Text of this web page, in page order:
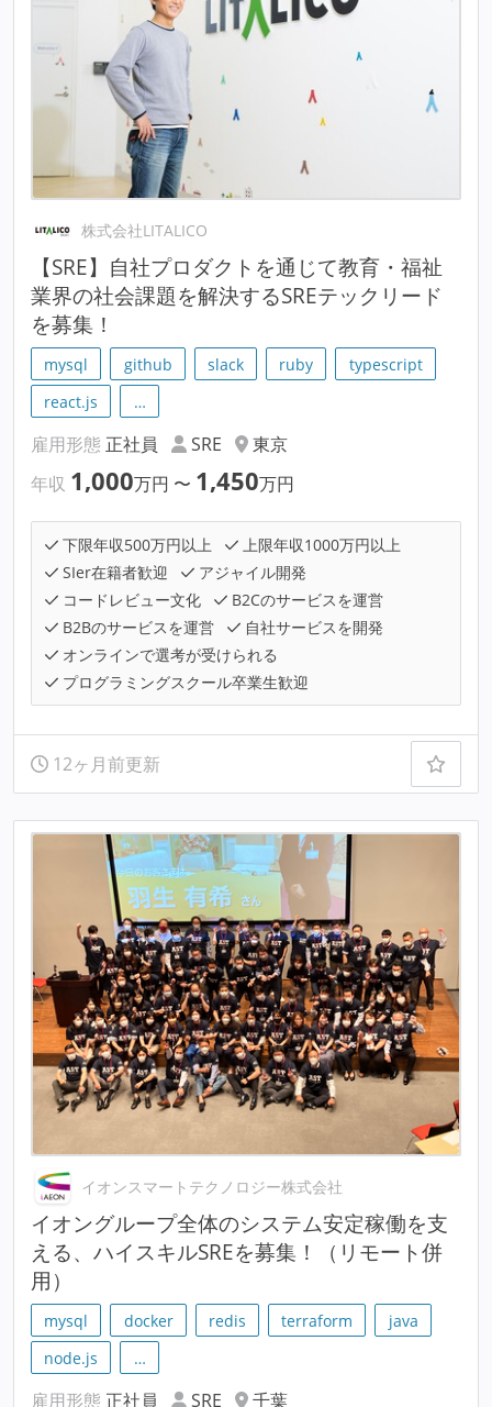
株式会社LITALICO
【SRE】自社プロダクトを通じて教育・福祉
業界の社会課題を解決するSREテックリード
を募集！
mysql github slack ruby
typescript
react.js
…
雇用形態 正社員 SRE
東京
年収 1,000万円 〜 1,450万円
下限年収500万円以上
上限年収1000万円以上
SIer在籍者歓迎
アジャイル開発
コードレビュー文化
B2Cのサービスを運営
B2Bのサービスを運営
自社サービスを開発
オンラインで選考が受けられる
プログラミングスクール卒業生歓迎
12ヶ月前更新
イオンスマートテクノロジー株式会社
イオングループ全体のシステム安定稼働を支
える、ハイスキルSREを募集！（リモート併
用）
mysql docker redis terraform
java
node.js
…
雇用形態 正社員 SRE 千葉